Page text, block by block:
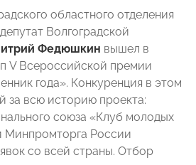
областного отделения
Волгоградской
Федюшкин вышел в
V Всероссийской премии
года». Конкуренция в этом
за всю историю проекта:
союза «Клуб молодых
России
со всей страны. Отбор